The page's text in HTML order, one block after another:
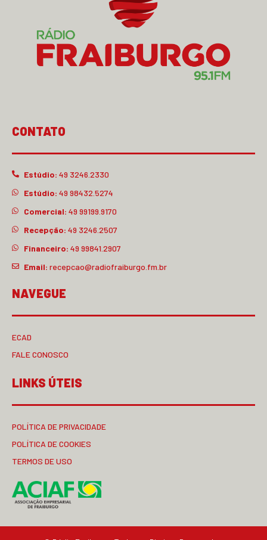
CONTATO
Estúdio: 49 3246.2330
Estúdio: 49 98432.5274
Comercial: 49 99199.9170
Recepção: 49 3246.2507
Financeiro: 49 99841.2907
Email: recepcao@radiofraiburgo.fm.br
NAVEGUE
ECAD
FALE CONOSCO
LINKS ÚTEIS
POLÍTICA DE PRIVACIDADE
POLÍTICA DE COOKIES
TERMOS DE USO